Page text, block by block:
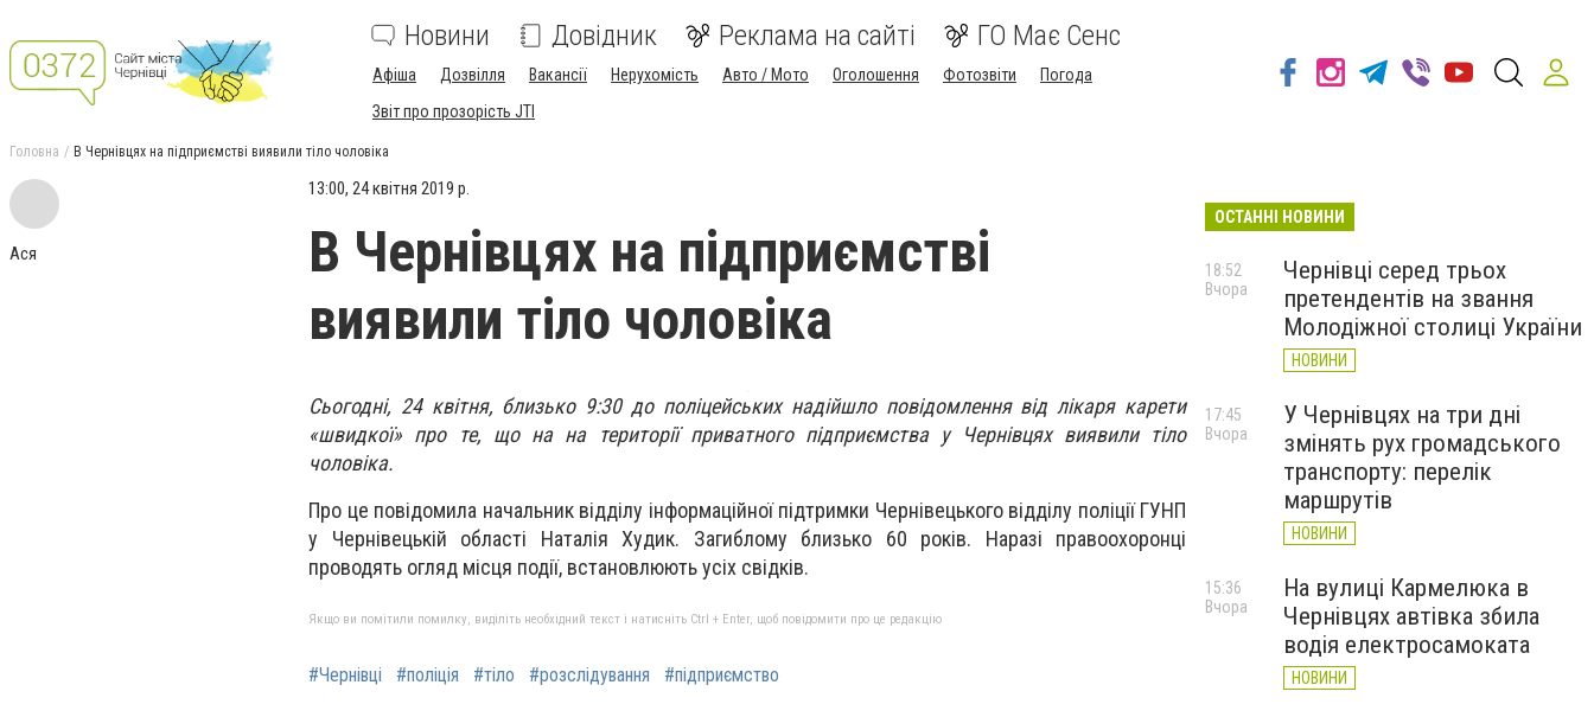
Новини Довідник Реклама на сайті ГО Має Сенс
Афіша Дозвілля Вакансії Нерухомість Авто / Мото Оголошення Фотозвіти
Погода
Звіт про прозорість JTI
Головна В Чернівцях на підприємстві виявили тіло чоловіка
Ася
13:00, 24 квітня 2019 р.
В Чернівцях на підприємстві
виявили тіло чоловіка
Сьогодні, 24 квітня, близько 9:30 до поліцейських надійшло повідомлення від лікаря карети
«швидкої» про те, що на на території приватного підприємства у Чернівцях виявили тіло
чоловіка.
Про це повідомила начальник відділу інформаційної підтримки Чернівецького відділу поліції ГУНП
у Чернівецькій області Наталія Худик. Загиблому близько 60 років. Наразі правоохоронці
проводять огляд місця події, встановлюють усіх свідків.
Якщо ви помітили помилку, виділіть необхідний текст і натисніть Ctrl + Enter, щоб повідомити про це редакцію
#Чернівці #поліція #тіло #розслідування #підприємство
ОСТАННІ НОВИНИ
Чернівці серед трьох
претендентів на звання
Молодіжної столиці України
НОВИНИ
18:52
Вчора
У Чернівцях на три дні
змінять рух громадського
транспорту: перелік
маршрутів
НОВИНИ
17:45
Вчора
На вулиці Кармелюка в
Чернівцях автівка збила
водія електросамоката
НОВИНИ
15:36
Вчора